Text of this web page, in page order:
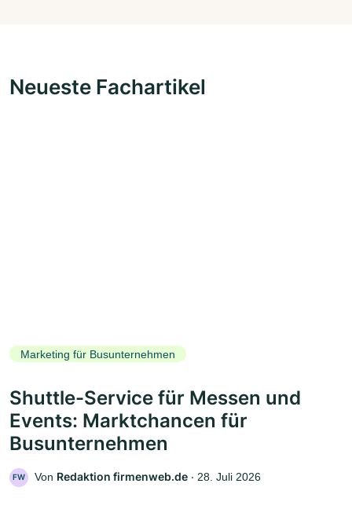
Neueste Fachartikel
Marketing für Busunternehmen
Shuttle-Service für Messen und
Events: Marktchancen für
Busunternehmen
FW Von Redaktion firmenweb.de ‧ 28. Juli 2026